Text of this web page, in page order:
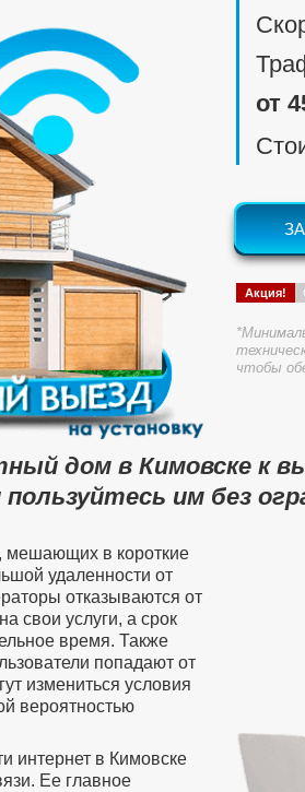
от
Акция!
чтобы
дом в Кимовске к
пользуйтесь им без
мешающих в короткие
удаленности от
отказываются от
свои услуги, а срок
время. Также
попадают от
измениться условия
вероятностью
интернет в Кимовске
Ее главное